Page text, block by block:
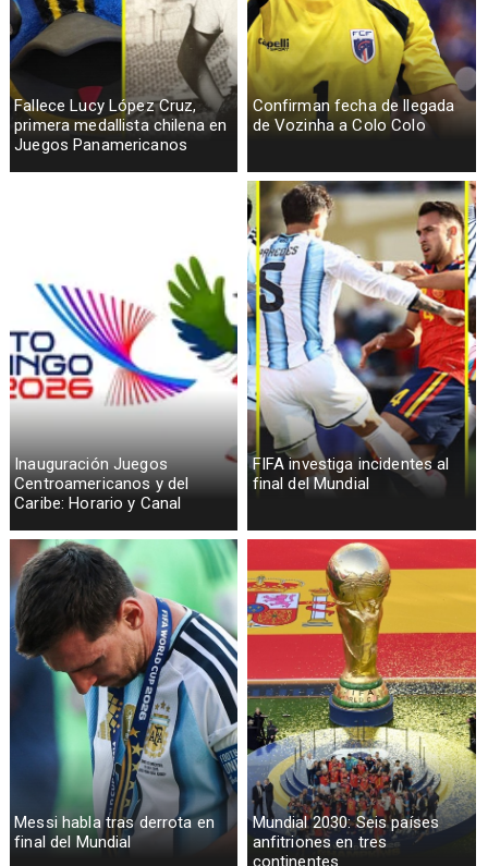
Fallece Lucy López Cruz,
primera medallista chilena en
Juegos Panamericanos
Confirman fecha de llegada
de Vozinha a Colo Colo
Inauguración Juegos
Centroamericanos y del
Caribe: Horario y Canal
FIFA investiga incidentes al
final del Mundial
Messi habla tras derrota en
final del Mundial
Mundial 2030: Seis países
anfitriones en tres
continentes